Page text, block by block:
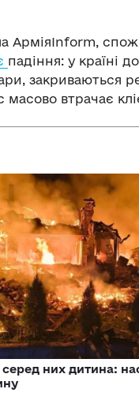
АрміяInform,
падіння: у країні
закриваються
масово втрачає
них дитина: